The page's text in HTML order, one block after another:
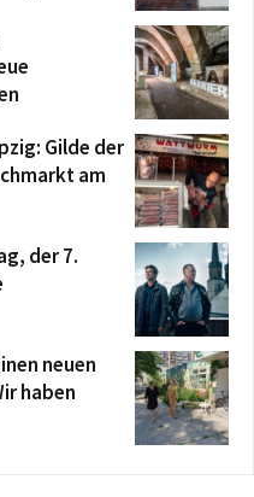
Gilde der
am
der 7.
neuen
haben